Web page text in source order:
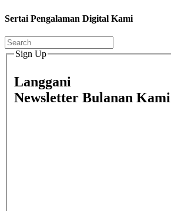
Sertai Pengalaman Digital Kami
Sign Up
Langgani
Newsletter Bulanan Kami